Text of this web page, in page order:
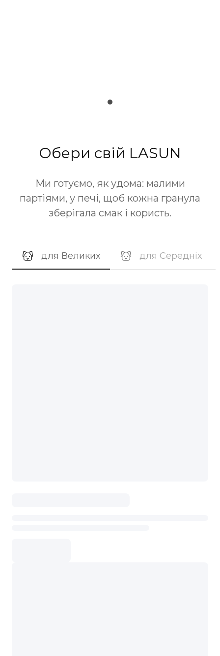
Обери свій LASUN
Ми готуємо, як удома: малими
партіями, у печі, щоб кожна гранула
зберігала смак і користь.
для Великих для Середніх